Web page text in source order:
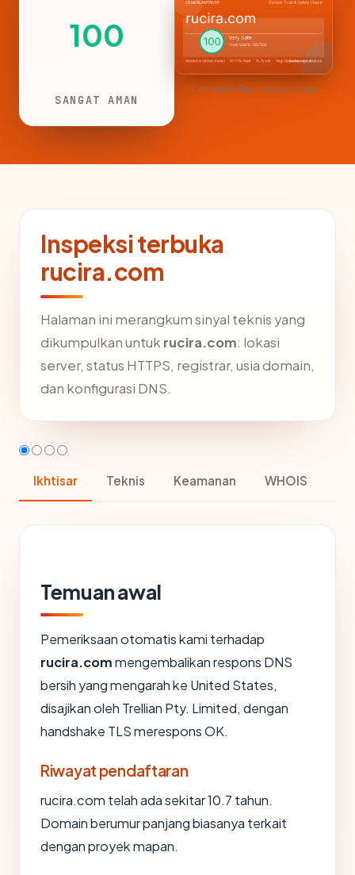
100
SANGAT AMAN
CemerlanTrust · rucira.com
Inspeksi terbuka
rucira.com
Halaman ini merangkum sinyal teknis yang
dikumpulkan untuk rucira.com: lokasi
server, status HTTPS, registrar, usia domain,
dan konfigurasi DNS.
Ikhtisar Teknis Keamanan WHOIS
Temuan awal
Pemeriksaan otomatis kami terhadap
rucira.commengembalikan respons DNS
bersih yang mengarah ke United States,
disajikan oleh Trellian Pty. Limited, dengan
handshake TLS merespons OK.
Riwayat pendaftaran
rucira.com telah ada sekitar 10.7 tahun.
Domain berumur panjang biasanya terkait
dengan proyek mapan.